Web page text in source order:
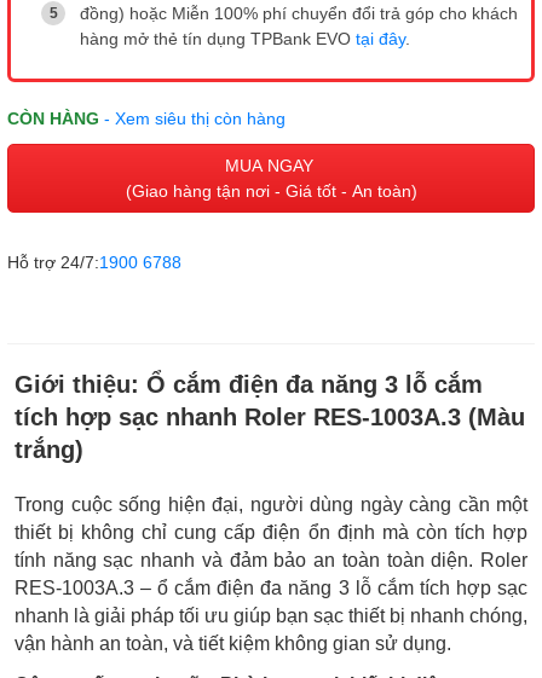
đồng) hoặc Miễn 100% phí chuyển đổi trả góp cho khách
hàng mở thẻ tín dụng TPBank EVO tại đây.
CÒN HÀNG - Xem siêu thị còn hàng
MUA NGAY
(Giao hàng tận nơi - Giá tốt - An toàn)
Hỗ trợ 24/7:1900 6788
Giới thiệu: Ổ cắm điện đa năng 3 lỗ cắm
tích hợp sạc nhanh Roler RES-1003A.3 (Màu
trắng)
Trong cuộc sống hiện đại, người dùng ngày càng cần một
thiết bị không chỉ cung cấp điện ổn định mà còn tích hợp
tính năng sạc nhanh và đảm bảo an toàn toàn diện. Roler
RES-1003A.3 – ổ cắm điện đa năng 3 lỗ cắm tích hợp sạc
nhanh là giải pháp tối ưu giúp bạn sạc thiết bị nhanh chóng,
vận hành an toàn, và tiết kiệm không gian sử dụng.